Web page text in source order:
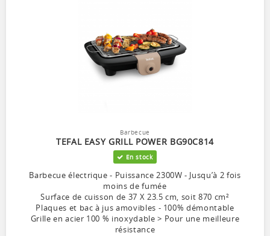
Barbecue
TEFAL EASY GRILL POWER BG90C814
En stock
Barbecue électrique - Puissance 2300W - Jusqu’à 2 fois
moins de fumée
Surface de cuisson de 37 X 23.5 cm, soit 870 cm²
Plaques et bac à jus amovibles - 100% démontable
Grille en acier 100 % inoxydable > Pour une meilleure
résistance